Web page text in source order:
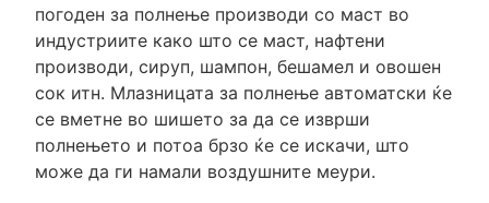
погоден за полнење производи со маст во
индустриите како што се маст, нафтени
производи, сируп, шампон, бешамел и овошен
сок итн. Млазницата за полнење автоматски ќе
се вметне во шишето за да се изврши
полнењето и потоа брзо ќе се искачи, што
може да ги намали воздушните меури.